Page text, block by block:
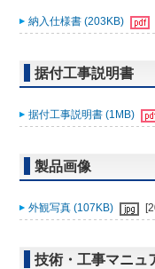
納入仕様書 (203KB)
据付工事説明書
据付工事説明書 (1MB)
製品画像
外観写真 (107KB)
技術・工事マニュ